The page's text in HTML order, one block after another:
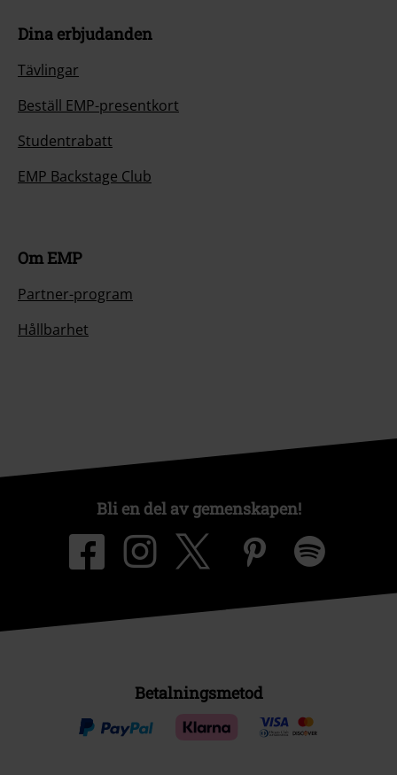
Dina erbjudanden
Tävlingar
Beställ EMP-presentkort
Studentrabatt
EMP Backstage Club
Om EMP
Partner-program
Hållbarhet
Bli en del av gemenskapen!
Betalningsmetod